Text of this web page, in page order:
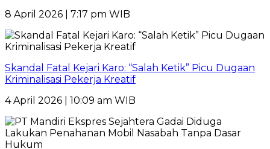
8 April 2026 | 7:17 pm WIB
Skandal Fatal Kejari Karo: “Salah Ketik” Picu Dugaan
Kriminalisasi Pekerja Kreatif
4 April 2026 | 10:09 am WIB